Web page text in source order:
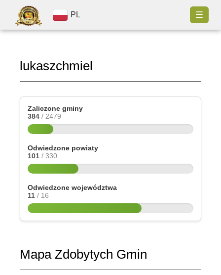
PL ☰
lukaszchmiel
Zaliczone gminy
384 / 2479
Odwiedzone powiaty
101 / 330
Odwiedzone województwa
11 / 16
Mapa Zdobytych Gmin